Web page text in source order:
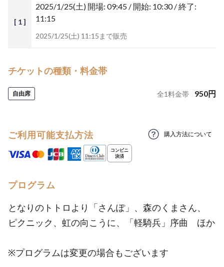
[ 1 ]
2025/1/25(土) 開場: 09:45 / 開始: 10:30 / 終了:
11:15
2025/1/25(土) 11:15まで販売
チケットの種類・料金帯
自由席 全1料金帯 950円
ご利用可能支払方法 購入方法について
プログラム
となりのトトロより「さんぽ」、森のくまさん、
ピクニック、虹の向こうに、「軽騎兵」序曲 ほか
※プログラムは変更の場合もございます